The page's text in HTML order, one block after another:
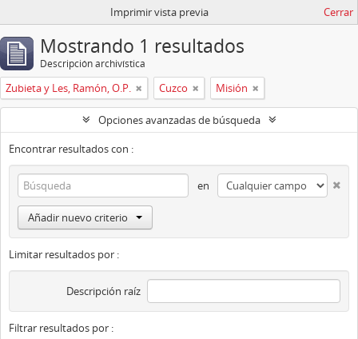
Imprimir vista previa Cerrar
Mostrando 1 resultados
Descripción archivística
Zubieta y Les, Ramón, O.P. Cuzco Misión
Opciones avanzadas de búsqueda
Encontrar resultados con :
en
Añadir nuevo criterio
Limitar resultados por :
Descripción raíz
Filtrar resultados por :